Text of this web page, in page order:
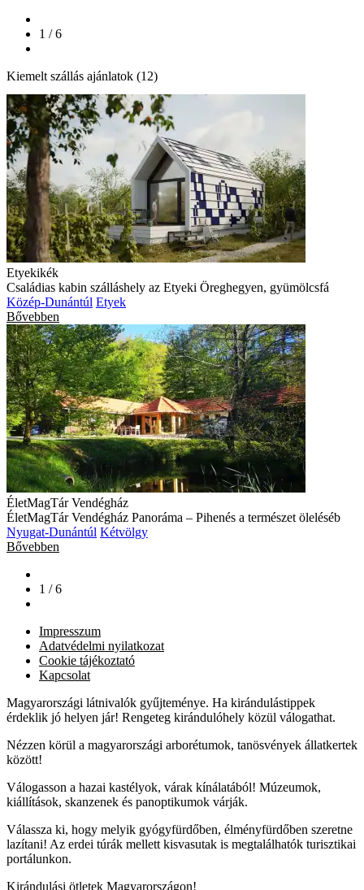
1 / 6
Kiemelt szállás ajánlatok (12)
Etyekikék
Családias kabin szálláshely az Etyeki Öreghegyen, gyümölcsfá
Közép-Dunántúl Etyek
Bővebben
ÉletMagTár Vendégház
ÉletMagTár Vendégház Panoráma – Pihenés a természet öleléséb
Nyugat-Dunántúl Kétvölgy
Bővebben
1 / 6
Impresszum
Adatvédelmi nyilatkozat
Cookie tájékoztató
Kapcsolat
Magyarországi látnivalók gyűjteménye. Ha kirándulástippek
érdeklik jó helyen jár! Rengeteg kirándulóhely közül válogathat.
Nézzen körül a magyarországi arborétumok, tanösvények állatkertek
között!
Válogasson a hazai kastélyok, várak kínálatából! Múzeumok,
kiállítások, skanzenek és panoptikumok várják.
Válassza ki, hogy melyik gyógyfürdőben, élményfürdőben szeretne
lazítani! Az erdei túrák mellett kisvasutak is megtalálhatók turisztikai
portálunkon.
Kirándulási ötletek Magyarországon!